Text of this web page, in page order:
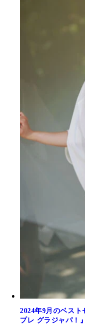
2024年9月のベス
プレ グラジャパ！